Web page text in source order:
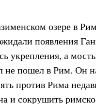
озере в
появления
укрепления, а
пошел в Рим. Он
против Рима
и сокрушить